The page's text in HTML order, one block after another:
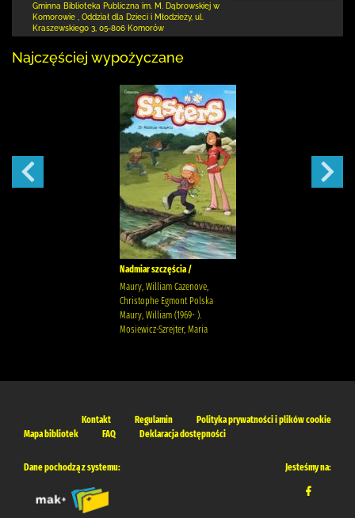
Gminna Biblioteka Publiczna im. M. Dąbrowskiej w
Komorowie
Oddział dla Dzieci i Młodzieży, ul.
Kraszewskiego 3 05-806 Komorów
Najczęściej wypożyczane
Nadmiar szczęścia /
Maury, William Cazenove,
Christophe Egmont Polska
Maury, William (1969- ).
Mosiewicz-Szrejter, Maria
Kontakt Regulamin
Polityka prywatności i plików cookie
Mapa bibliotek
FAQ Deklaracja dostępności
Dane pochodzą z systemu: Jesteśmy na: